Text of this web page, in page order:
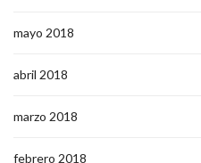
mayo 2018
abril 2018
marzo 2018
febrero 2018